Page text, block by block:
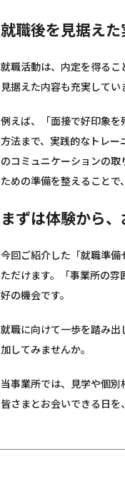
就職後を見据え
就職活動は、内定を得る
見据えた内容も充実してい
例えば、「面接で好印象
方法まで、実践的なトレ
のコミュニケーションの
ための準備を整えることで
まずは体験から
今回ご紹介した「就職準
ただけます。「事業所の
好の機会です。
就職に向けて一歩を踏み
加してみませんか。
当事業所では、見学や個
皆さまとお会いできる日を